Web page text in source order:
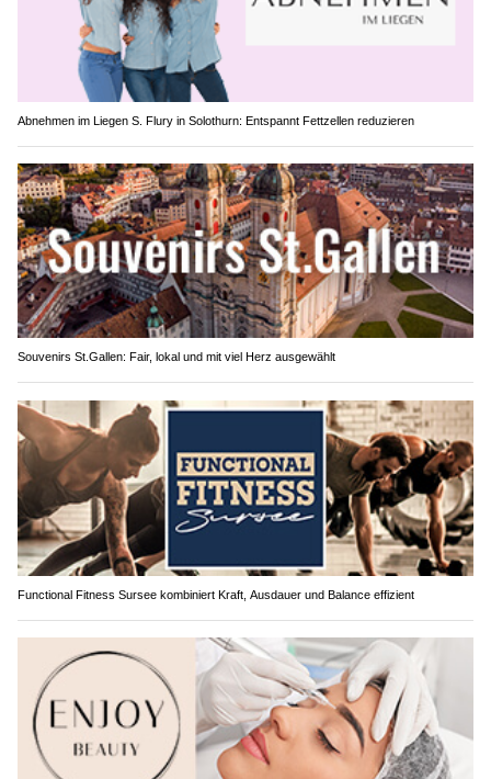
Abnehmen im Liegen S. Flury in Solothurn: Entspannt Fettzellen reduzieren
Souvenirs St.Gallen: Fair, lokal und mit viel Herz ausgewählt
Functional Fitness Sursee kombiniert Kraft, Ausdauer und Balance effizient